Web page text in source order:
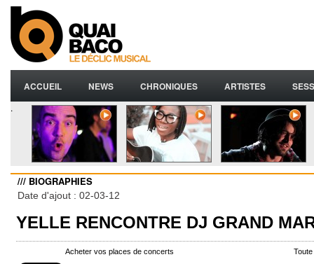
ACCUEIL NEWS CHRONIQUES ARTISTES
.
/// BIOGRAPHIES
Date d'ajout : 02-03-12
YELLE RENCONTRE DJ GRAND
Acheter vos places de concerts